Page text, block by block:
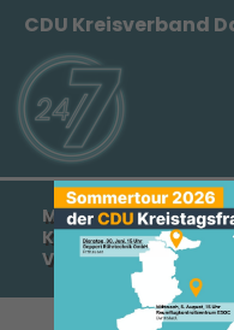
CDU Kreisverband
MANFRED PENTZ
KLEIN-UMSTADT
VON 500 EURO